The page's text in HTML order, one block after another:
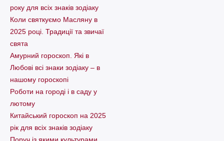
року для всіх знаків зодіаку
Коли святкуємо Масляну в
2025 році. Традиції та звичаї
свята
Амурний гороскоп. Які в
Любові всі знаки зодіаку – в
нашому гороскопі
Pоботи на городі і в саду у
лютому
Китайський гороскоп на 2025
рік для всіх знаків зодіаку
Поруч із якими культурами